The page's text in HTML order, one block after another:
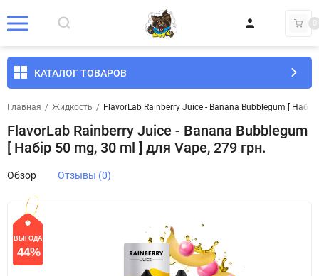
0
КАТАЛОГ ТОВАРОВ
Главная / Жидкость / FlavorLab Rainberry Juice - Banana Bubblegum [
FlavorLab Rainberry Juice - Banana Bubblegum
[ Набір 50 mg, 30 ml ] для Vape, 279 грн.
Обзор Отзывы (0)
СКИДКА
44%
ВЫГОДА
44%